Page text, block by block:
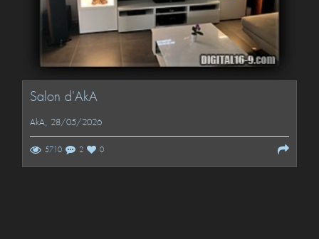
Salon d'AkA
AkA, 28/05/2026
5710 2 0